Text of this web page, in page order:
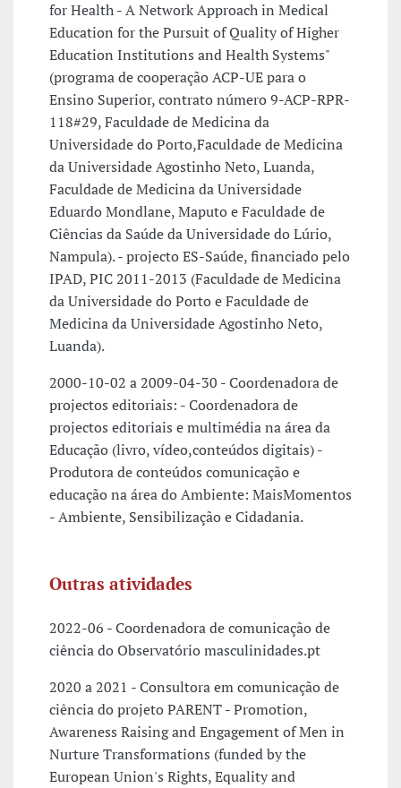
for Health - A Network Approach in Medical
Education for the Pursuit of Quality of Higher
Education Institutions and Health Systems"
(programa de cooperação ACP-UE para o
Ensino Superior, contrato número 9-ACP-RPR-
118#29, Faculdade de Medicina da
Universidade do Porto,Faculdade de Medicina
da Universidade Agostinho Neto, Luanda,
Faculdade de Medicina da Universidade
Eduardo Mondlane, Maputo e Faculdade de
Ciências da Saúde da Universidade do Lúrio,
Nampula). - projecto ES-Saúde, financiado pelo
IPAD, PIC 2011-2013 (Faculdade de Medicina
da Universidade do Porto e Faculdade de
Medicina da Universidade Agostinho Neto,
Luanda).
2000-10-02 a 2009-04-30 - Coordenadora de
projectos editoriais: - Coordenadora de
projectos editoriais e multimédia na área da
Educação (livro, vídeo,conteúdos digitais) -
Produtora de conteúdos comunicação e
educação na área do Ambiente: MaisMomentos
- Ambiente, Sensibilização e Cidadania.
Outras atividades
2022-06 - Coordenadora de comunicação de
ciência do Observatório masculinidades.pt
2020 a 2021 - Consultora em comunicação de
ciência do projeto PARENT - Promotion,
Awareness Raising and Engagement of Men in
Nurture Transformations (funded by the
European Union's Rights, Equality and